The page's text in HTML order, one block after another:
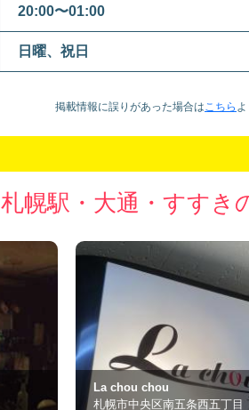
20:00〜01:00
日曜、祝日
掲載情報に誤りがあった場合はこちら よ
札幌駅・大通・すすき
西陣
札幌市中央区南五条西3丁目